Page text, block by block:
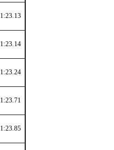
1:23.13
1:23.14
1:23.24
1:23.71
1:23.85